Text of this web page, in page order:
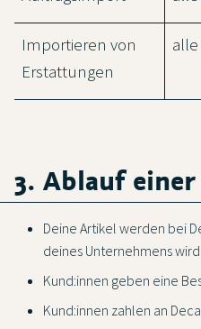
Importieren von
Erstattungen
3. Ablauf
Deine Artikel werden bei
deines Unternehmens
Kund:innen geben eine
Kund:innen zahlen an